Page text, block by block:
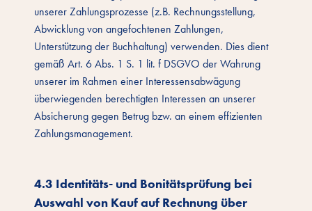
unserer Zahlungsprozesse (z.B. Rechnungsstellung,
Abwicklung von angefochtenen Zahlungen,
Unterstützung der Buchhaltung) verwenden. Dies dient
gemäß Art. 6 Abs. 1 S. 1 lit. f DSGVO der Wahrung
unserer im Rahmen einer Interessensabwägung
überwiegenden berechtigten Interessen an unserer
Absicherung gegen Betrug bzw. an einem effizienten
Zahlungsmanagement.
4.3 Identitäts- und Bonitätsprüfung bei
Auswahl von Kauf auf Rechnung über